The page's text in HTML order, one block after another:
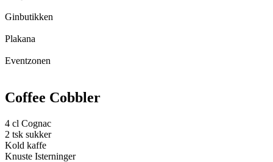
Ginbutikken
Plakana
Eventzonen
Coffee Cobbler
4 cl Cognac
2 tsk sukker
Kold kaffe
Knuste Isterninger